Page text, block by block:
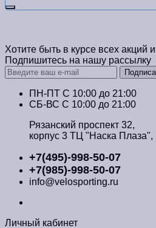
Хотите быть в курсе всех акций
Подпишитесь на нашу рассылку
ПН-ПТ C 10:00 до 21:00
СБ-ВС С 10:00 до 21:00
Рязанский проспект 32,
корпус 3 ТЦ "Наска Плаза",
+7(495)-998-50-07
+7(985)-998-50-07
info@velosporting.ru
Личный кабинет